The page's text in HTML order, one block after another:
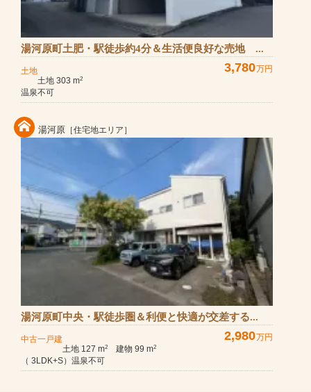
湯河原町土肥・駅徒歩約4分＆生活便良好な売地 ...
土地 3,780万円
土地 303 m2
温泉不可
湯河原 ［住宅地エリア］
湯河原町中央・駅徒歩圏＆利便と快適が交差する...
中古一戸建 2,980万円
土地 127 m2 建物 99 m2
（ 3LDK+S）温泉不可